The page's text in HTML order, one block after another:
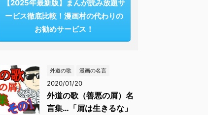
【2025年最新版】まんが読み放題サ
ービス徹底比較！漫画村の代わりの
お勧めサービス！
外道の歌 漫画の名言
2020/01/20
外道の歌（善悪の屑）名
言集…「屑は生きるな」